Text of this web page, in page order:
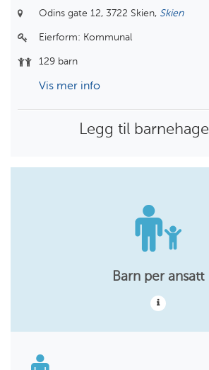
Odins gate 12, 3722 Skien, Skien
Eierform: Kommunal
129 barn
Vis mer info
Legg til barnehage
Barn per ansatt